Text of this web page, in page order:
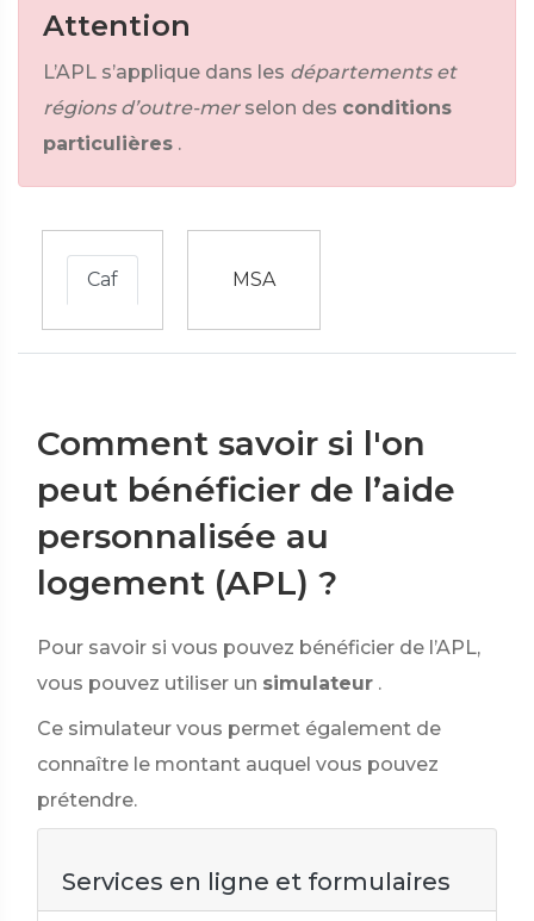
Attention
L’APL s’applique dans les départements et
régions d’outre-mer selon des conditions
particulières .
Caf MSA
Comment savoir si l'on
peut bénéficier de l’aide
personnalisée au
logement (APL) ?
Pour savoir si vous pouvez bénéficier de l’APL,
vous pouvez utiliser un simulateur .
Ce simulateur vous permet également de
connaître le montant auquel vous pouvez
prétendre.
Services en ligne et formulaires